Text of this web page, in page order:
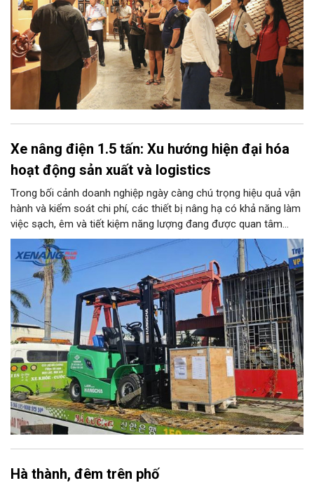
Xe nâng điện 1.5 tấn: Xu hướng hiện đại hóa
hoạt động sản xuất và logistics
Trong bối cảnh doanh nghiệp ngày càng chú trọng hiệu quả vận
hành và kiểm soát chi phí, các thiết bị nâng hạ có khả năng làm
việc sạch, êm và tiết kiệm năng lượng đang được quan tâm
nhiều. Xe nâng điện 1.5 tấn là một trong những lựa chọn phù
hợp với nhiều kho bãi, nhà xưởng và cơ sở sản xuất nhờ tải
trọng đáp ứng các loại hàng hóa phổ biến, đồng thời có khả
năng vận hành linh hoạt trong nhiều môi trường.
Hà thành, đêm trên phố